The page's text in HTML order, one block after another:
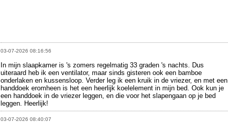
03-07-2026 08:16:56
In mijn slaapkamer is 's zomers regelmatig 33 graden 's nachts. Dus
uiteraard heb ik een ventilator, maar sinds gisteren ook een bamboe
onderlaken en kussensloop. Verder leg ik een kruik in de vriezer, en met een
handdoek eromheen is het een heerlijk koelelement in mijn bed. Ook kun je
een handdoek in de vriezer leggen, en die voor het slapengaan op je bed
leggen. Heerlijk!
03-07-2026 08:40:07